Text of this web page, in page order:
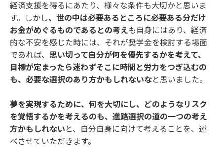
経済支援を得るにあたり、様々な条件も大切かと思いま
す。しかし、世の中は必要あるところに必要ある分だけ
お金がめぐるものであるとの考えも自身にはあり、経済
的な不安を感じた時には、それが奨学金を検討する場面
であれば、 思い切って自分が何を優先するかを考えて、
目標が定まったら迷わずそこに時間と労力をつぎ込むの
も、必要な選択のあり方かもしれないなと思いました。
夢を実現するために、何を大切にし、どのようなリスク
を覚悟するかを考えるのも、進路選択の道の一つの考え
方かもしれない と、自分自身に向けて考えることを、述
べさせていただきます。